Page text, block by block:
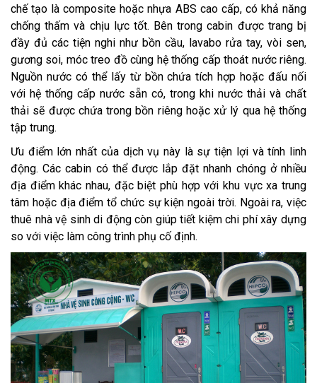
chế tạo là composite hoặc nhựa ABS cao cấp, có khả năng
chống thấm và chịu lực tốt. Bên trong cabin được trang bị
đầy đủ các tiện nghi như bồn cầu, lavabo rửa tay, vòi sen,
gương soi, móc treo đồ cùng hệ thống cấp thoát nước riêng.
Nguồn nước có thể lấy từ bồn chứa tích hợp hoặc đấu nối
với hệ thống cấp nước sẵn có, trong khi nước thải và chất
thải sẽ được chứa trong bồn riêng hoặc xử lý qua hệ thống
tập trung.
Ưu điểm lớn nhất của dịch vụ này là sự tiện lợi và tính linh
động. Các cabin có thể được lắp đặt nhanh chóng ở nhiều
địa điểm khác nhau, đặc biệt phù hợp với khu vực xa trung
tâm hoặc địa điểm tổ chức sự kiện ngoài trời. Ngoài ra, việc
thuê nhà vệ sinh di động còn giúp tiết kiệm chi phí xây dựng
so với việc làm công trình phụ cố định.